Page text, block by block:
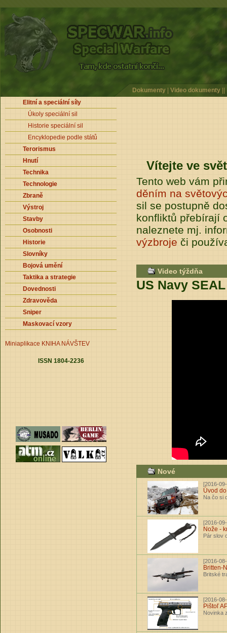
Dokumenty Video dokumenty
Elitní a speciální síly
Úkoly speciální sil
Historie speciální sil
Encyklopedie podle států
Terorismus
Hnutí
Technika
Technologie
Zbraně
Výstroj
Stavby
Osobnosti
Historie
Slovníky
Bojová umění
Taktika a strategie
Dovednosti
Zdravověda
Sniper
Maskovací vzory
Miniaplikace
ISSN 1804-2236
KNIHA NÁVŠTEV
Vítejte ve
Tento web vám
děním na
sil se postupně
konfliktů přebírají
naleznete mj.
výzbroje či
Video týždňa
US Navy
Nové
[2016-
Úvod
Na čo si
[2016-
Nože -
Pár slov
[2016-
Britten-
Britské
[2016-
Pištoľ
Novinka